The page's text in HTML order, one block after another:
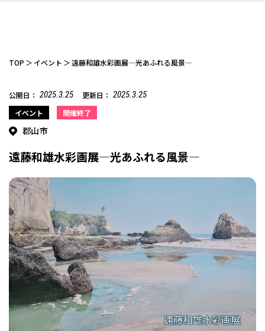
カフェ
お酒 中華
和食 わんぱく
メ
開成山公園
デート・友達と アウトドア
温泉 体験
美容室
美容アイテム エイジングケア メンズ
フィットネス・や
せたい
鍼灸・整体・リラ
クゼーション
ファッション
スポーツ・アウト
ドア
ギフト・お土産 キッズ
インテリア 食品・酒 生活を彩るモノ
お仕事探し
保険 病院・クリニック ペット
趣味・スキルアッ
プ
保育園・こども園 子どもの習い事・
塾
家づくり
リフォーム・リノ
ベーション
自治体インフォ その他
TOP イベント 遠藤和雄水彩画展―光あふれる風景―
公開日： 2025.3.25 更新日： 2025.3.25
イベント 開催終了
郡山市
遠藤和雄水彩画展―光あふれる風景―